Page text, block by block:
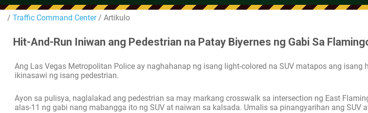
/ Traffic Command Center/ Artikulo
Hit-And-Run Iniwan ang Pedestrian na Patay Biyernes ng Gabi Sa
Ang Las Vegas Metropolitan Police ay naghahanap ng isang light-colored na SUV matapos ang isang
ikinasawi ng isang pedestrian.
Ayon sa pulisya, naglalakad ang pedestrian sa may markang crosswalk sa intersection ng East
alas-11 ng gabi nang mabangga ito ng SUV at naiwan sa kalsada. Umalis sa pinangyarihan ang SUV